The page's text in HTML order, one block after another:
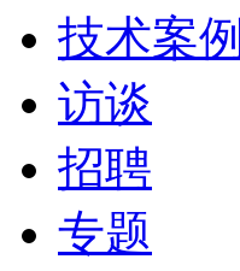
技术案例
访谈
招聘
专题